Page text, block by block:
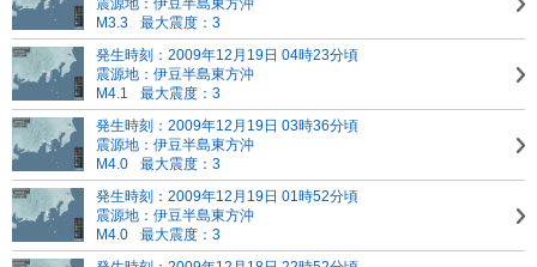
震源地：伊豆半島東方沖
M3.3
最大震度：3
発生時刻：2009年12月19日 04時23分頃
震源地：伊豆半島東方沖
M4.1
最大震度：3
発生時刻：2009年12月19日 03時36分頃
震源地：伊豆半島東方沖
M4.0
最大震度：3
発生時刻：2009年12月19日 01時52分頃
震源地：伊豆半島東方沖
M4.0
最大震度：3